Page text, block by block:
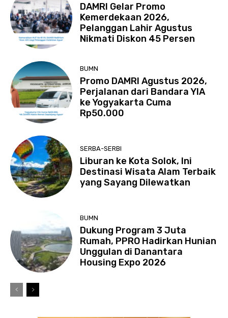
DAMRI Gelar Promo
Kemerdekaan 2026,
Pelanggan Lahir Agustus
Nikmati Diskon 45 Persen
BUMN
Promo DAMRI Agustus 2026,
Perjalanan dari Bandara YIA
ke Yogyakarta Cuma
Rp50.000
SERBA-SERBI
Liburan ke Kota Solok, Ini
Destinasi Wisata Alam Terbaik
yang Sayang Dilewatkan
BUMN
Dukung Program 3 Juta
Rumah, PPRO Hadirkan Hunian
Unggulan di Danantara
Housing Expo 2026